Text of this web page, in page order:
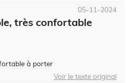
très confortable
à porter
05-11-2024
Voir le texte original